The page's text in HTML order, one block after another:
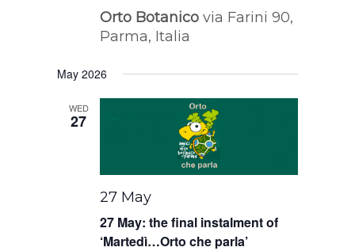
Orto Botanicovia Farini 90,
Parma, Italia
May 2026
WED
27
27 May: the final instalment of
‘Martedì…Orto che parla’
27 May